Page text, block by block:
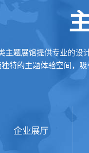
主题展馆提供专业的
特的主题体验空间，吸
企业展厅